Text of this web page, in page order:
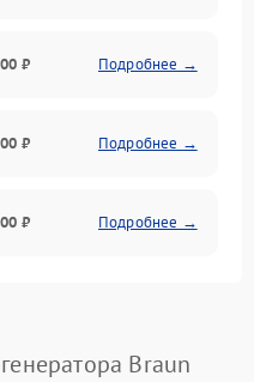
₽ Подробнее →
₽ Подробнее →
₽ Подробнее →
Подробнее →
Braun